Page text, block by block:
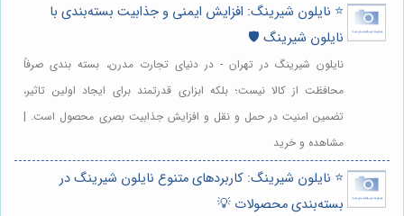
⭐️ نایلون شیرینگ: افزایش ایمنی و جذابیت بسته‌بندی با
نایلون شیرینگ 🛡️
نایلون شیرینگ در تهران - در دنیای تجارت مدرن، بسته بندی صرفاً
محافظت از کالا نیست؛ بلکه ابزاری قدرتمند برای ایجاد اولین تاثیر،
تضمین امنیت در حمل و نقل و افزایش جذابیت بصری محصول است. |
مشاهده و خرید
⭐️ نایلون شیرینگ: کاربردهای متنوع نایلون شیرینگ در
بسته‌بندی محصولات 💡